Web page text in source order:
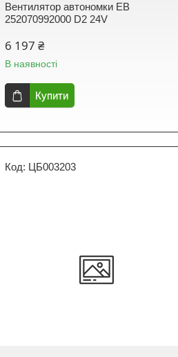
Вентилятор автономки EB
252070992000 D2 24V
6 197 ₴
В наявності
Купити
ЦБ003203